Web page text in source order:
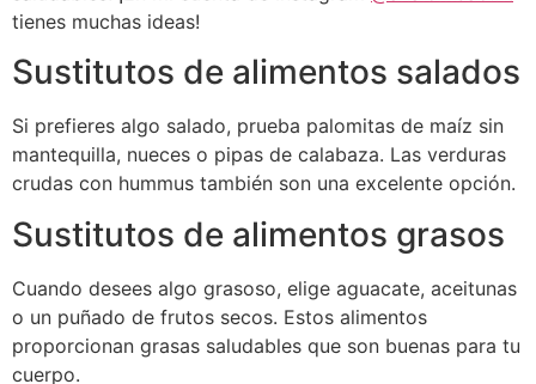
tienes muchas ideas!
Sustitutos de alimentos salados
Si prefieres algo salado, prueba palomitas de maíz sin
mantequilla, nueces o pipas de calabaza. Las verduras
crudas con hummus también son una excelente opción.
Sustitutos de alimentos grasos
Cuando desees algo grasoso, elige aguacate, aceitunas
o un puñado de frutos secos. Estos alimentos
proporcionan grasas saludables que son buenas para tu
cuerpo.